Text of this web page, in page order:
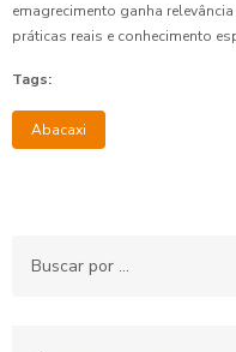
emagrecimento ganha
práticas reais e conhecimento
Tags:
Abacaxi